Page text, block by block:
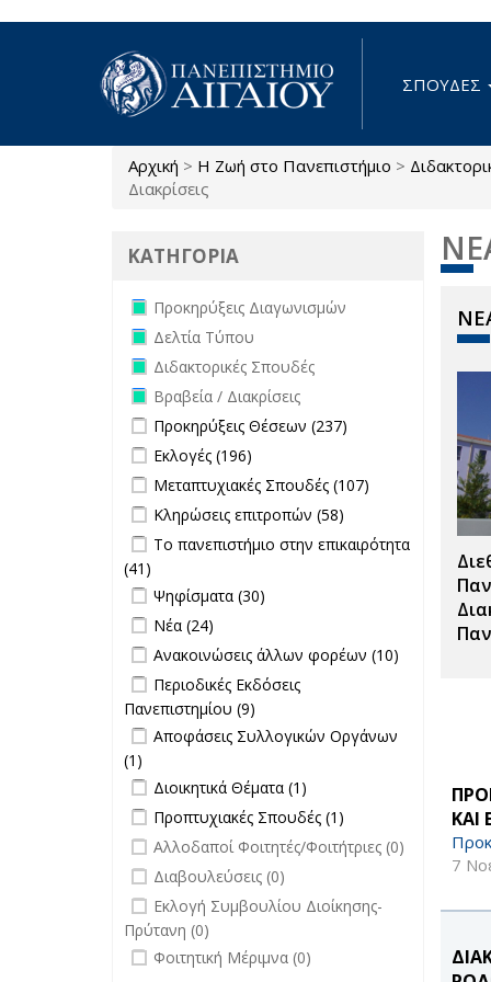
ΣΠΟΥΔΕΣ
Είστε εδώ
Αρχική > Η Ζωή στο Πανεπιστήμιο >
Διακρίσεις
ΚΑΙ
7
ΚΑΤΗΓΟΡΙΑ
Remove Προκηρύξεις Διαγωνισμών
filter
Προκηρύξεις Διαγωνισμών
Remove Δελτία Τύπου filter
Δελτία Τύπου
Remove Διδακτορικές Σπουδές filter
Διδακτορικές Σπουδές
Remove Βραβεία / Διακρίσεις filter
Βραβεία / Διακρίσεις
Apply Προκηρύξεις Θέσεων filter
Προκηρύξεις Θέσεων (237)
filter
Apply Εκλογές filter
Εκλογές (196)
Apply Μεταπτυχιακές Σπουδές filter
Μεταπτυχιακές Σπουδές (107)
Μεταπτυχιακές
Σπουδές filter
Apply Κληρώσεις επιτροπών filter
Κληρώσεις επιτροπών (58)
επιτροπών
Apply Το πανεπιστήμιο στην
επικαιρότητα filter
Το πανεπιστήμιο στην επικαιρότητα
(41)
επικαιρότητα filter
Apply Ψηφίσματα filter
Ψηφίσματα (30)
Apply Νέα filter
Νέα (24)
Apply Ανακοινώσεις άλλων φορέων
filter
Ανακοινώσεις άλλων φορέων (10)
Apply Περιοδικές Εκδόσεις
Πανεπιστημίου filter
Περιοδικές Εκδόσεις
Πανεπιστημίου (9)
Εκδόσεις
Πανεπιστημίου filter
Apply Αποφάσεις Συλλογικών
Οργάνων filter
Αποφάσεις Συλλογικών Οργάνων
(1)
Οργάνων filter
Apply Διοικητικά Θέματα filter
Διοικητικά Θέματα (1)
Apply Προπτυχιακές Σπουδές filter
Προπτυχιακές Σπουδές (1)
Σπουδές filter
undefined
Αλλοδαποί Φοιτητές/Φοιτήτριες (0)
undefined
Διαβουλεύσεις (0)
undefined
Εκλογή Συμβουλίου Διοίκησης-
Πρύτανη (0)
undefined
Φοιτητική Μέριμνα (0)